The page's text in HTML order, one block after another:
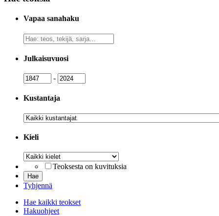
Vapaa sanahaku
Vapaa
sanahaku
Julkaisuvuosi
Julkaisuvuosi
- Julkaisuvuosi
Kustantaja
Kustantaja
Kieli
Kieli
Teoksesta on kuvituksia
Tyhjennä
Hae kaikki teokset
Hakuohjeet